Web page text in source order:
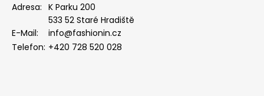
c
Adresa: K Parku 200
533 52 Staré Hradiště
E-Mail:
info@fashionin.cz
Telefon: +420 728 520 028